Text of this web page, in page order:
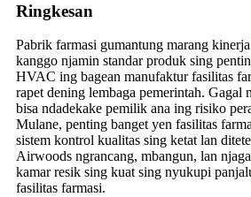
Ringkesan
Pabrik farmasi gumantung marang
kanggo njamin standar produk sing
HVAC ing bagean manufaktur fasilitas
rapet dening lembaga pemerintah. Gagal
bisa ndadekake pemilik ana ing risiko
Mulane, penting banget yen fasilitas
sistem kontrol kualitas sing ketat lan
Airwoods ngrancang, mbangun, lan
kamar resik sing kuat sing nyukupi
fasilitas farmasi.